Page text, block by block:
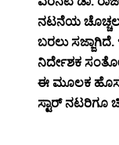
ನಟನೆಯ ಚೊಚ್ಚಲ
ಬರಲು
ನಿರ್ದೇಶಕ
ಈ ಮೂಲಕ
ಸ್ಟಾರ್ ನಟರಿಗೂ